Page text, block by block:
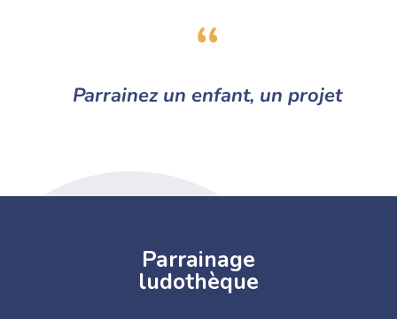
Parrainez un enfant, un projet
Parrainage
ludothèque